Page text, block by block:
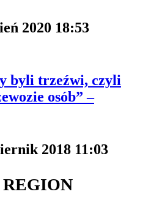
2020 18:53
byli trzeźwi, czyli
osób” –
2018 11:03